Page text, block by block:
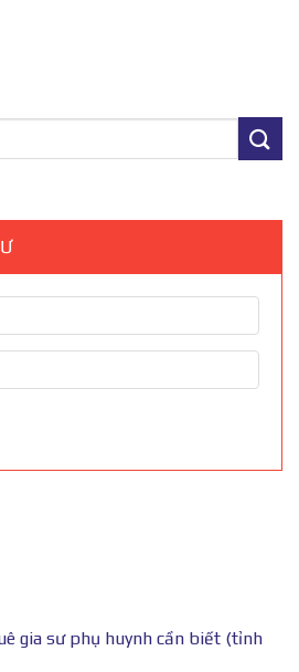
gia sư phụ huynh cần biết (tỉnh